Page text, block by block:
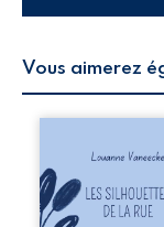
Vous aimerez
la rue
parole